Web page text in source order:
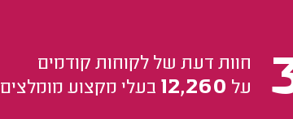
חוות דעת של לקוחות קודמים
על 12,260 בעלי מקצוע מומלצים